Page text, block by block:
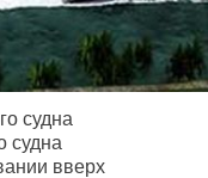
судна
судна
вверх